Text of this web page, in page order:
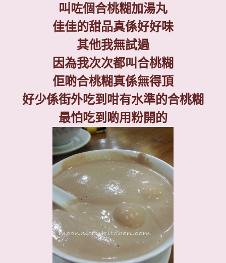
叫咗個合桃糊加湯丸
佳佳的甜品真係好好味
其他我無試過
因為我次次都叫合桃糊
佢啲合桃糊真係無得頂
好少係街外吃到咁有水準的合桃糊
最怕吃到啲用粉開的